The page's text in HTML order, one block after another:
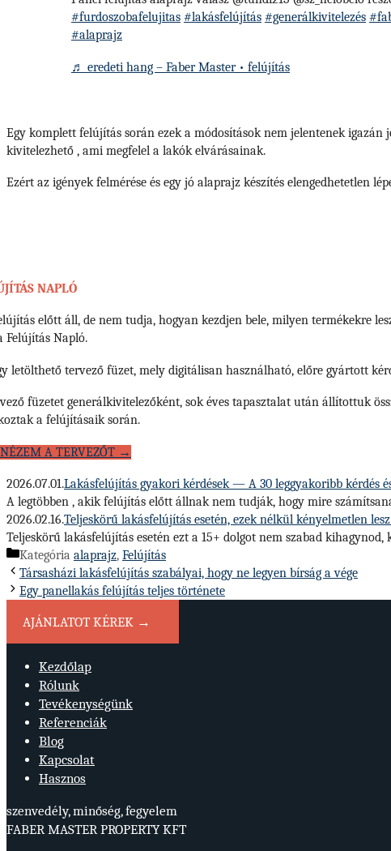
#furdoszobafelujitas #lakásfelújítás #generálkivitelezés
#alaprajz
♬ eredeti hang – Faber Master • felújítás
Egy komplett felújítás során ezek a módosítások nem jelentenek
kivitelezhető , ami megfelel a lakók elvárásainak.
Ezért az igények felmérése és egy jó alaprajz készítés elengedhetetlen
NAPLÓ
előtt áll, de nem tudja, hogyan kezdjen bele, milyen termékekre
Felújítás Napló.
letölthető tervező füzet, mely digitálisan használható, előre gyártott
füzetet generálkivitelezőként, sok éves tapasztalat után állítottuk
a felújításaik során.
A TERVEZŐT →
2026.07.01.Lakásfelújítás gyakori kérdések — A 30 leggyakoribb kérdés
A legtöbben , akik felújítás előtt állnak nem tudják, hogy mire
2026.02.16.Teljeskörű lakásfelújítás esetén, ezek nélkül kényelmetlen
Teljeskörű lakásfelújítás esetén ezt a 15+ dolgot nem szabad
Kategória alaprajz, Felújítás
Társasházi lakásfelújítás szabályai, hogy ne legyen bírság a vége
Egy panellakás felújítás teljes története
AJÁNLATOT KÉREK →
Kezdőlap
Rólunk
Tevékenységünk
Referenciák
Blog
Kapcsolat
Hasznos
szenvedély, minőség, fegyelem
FABER MASTER PROPERTY KFT